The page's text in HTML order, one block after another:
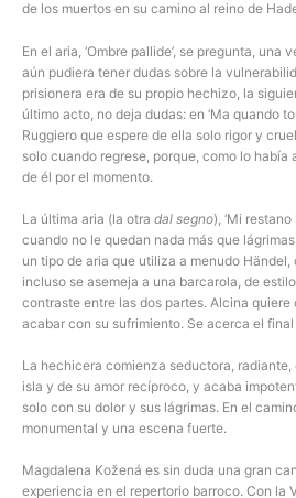
de los muertos en su camino al reino de
En el aria, ‘Ombre pallide’, se pregunta, una
aún pudiera tener dudas sobre la
prisionera era de su propio hechizo, la
último acto, no deja dudas: en ‘Ma quando
Ruggiero que espere de ella solo rigor y
solo cuando regrese, porque, como lo
de él por el momento.
La última aria (la otra dal segno), ‘Mi
cuando no le quedan nada más que
un tipo de aria que utiliza a menudo Händel,
incluso se asemeja a una barcarola, de
contraste entre las dos partes. Alcina
acabar con su sufrimiento. Se acerca el
La hechicera comienza seductora, radiante,
isla y de su amor recíproco, y acaba
solo con su dolor y sus lágrimas. En el
monumental y una escena fuerte.
Magdalena Kožená es sin duda una gran
experiencia en el repertorio barroco. Con la